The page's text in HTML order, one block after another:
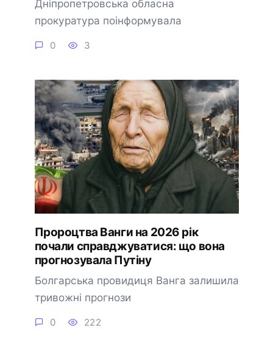
Дніпропетровська обласна
прокуратура поінформувала
0 3
Пророцтва Ванги на 2026 рік
почали справджуватися: що вона
прогнозувала Путіну
Болгарська провидиця Ванга залишила
тривожні прогнози
0 222
🔔 Підписатися